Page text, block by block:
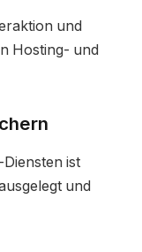
und
Hosting- und
Diensten ist
und